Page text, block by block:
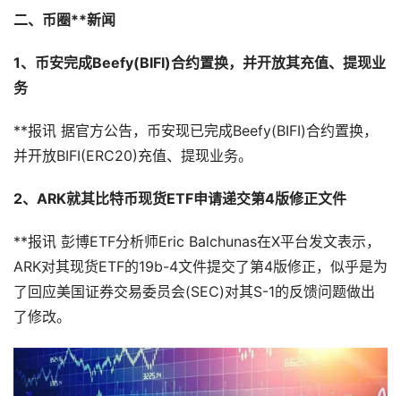
二、币圈**新闻
1、币安完成Beefy(BIFI)合约置换，并开放其充值、提现业
务
**报讯 据官方公告，币安现已完成Beefy(BIFI)合约置换，
并开放BIFI(ERC20)充值、提现业务。
2、ARK就其比特币现货ETF申请递交第4版修正文件
**报讯 彭博ETF分析师Eric Balchunas在X平台发文表示，
ARK对其现货ETF的19b-4文件提交了第4版修正，似乎是为
了回应美国证券交易委员会(SEC)对其S-1的反馈问题做出
了修改。